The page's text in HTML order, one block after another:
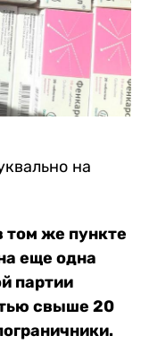
на
том же пункте
еще одна
партии
свыше 20